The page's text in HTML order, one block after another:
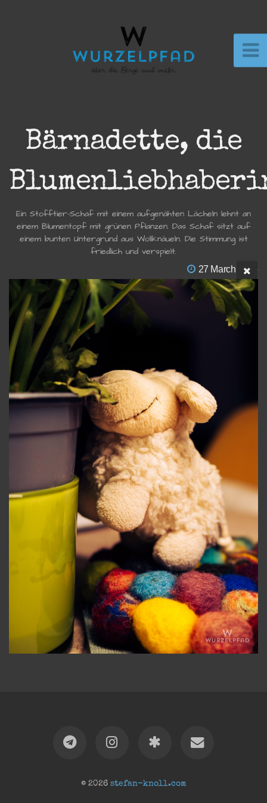
Bärnadette, die
Ein Stofftier-Schaf mit einem aufgenähten Lächeln lehnt an
einem Blumentopf mit grünen Pflanzen. Das Schaf sitzt auf
einem bunten Untergrund aus Wollknäueln. Die Stimmung ist
friedlich und verspielt.
27 March 2025
© 2026 stefan-knoll.com